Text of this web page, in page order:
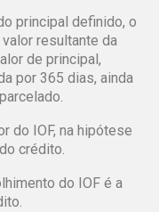
principal definido, o
resultante da
de principal,
por 365 dias, ainda
do IOF, na hipótese
crédito.
do IOF é a